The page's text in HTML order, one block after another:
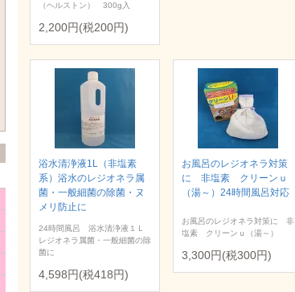
（ヘルストン） 300g入
2,200円(税200円)
浴水清浄液1L（非塩素
系）浴水のレジオネラ属
菌・一般細菌の除菌・ヌ
メリ防止に
24時間風呂 浴水清浄液１Ｌ
レジオネラ属菌・一般細菌の除
菌に
4,598円(税418円)
お風呂のレジオネラ対策
に 非塩素 クリーンｕ
（湯～）24時間風呂対応
お風呂のレジオネラ対策に 非
塩素 クリーンｕ（湯～）
3,300円(税300円)